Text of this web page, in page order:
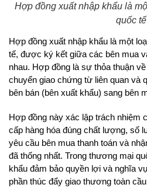
Hợp đồng xuất nhập khẩu là
quốc tế
Hợp đồng xuất nhập khẩu là một
tế, được ký kết giữa các bên mua
nhau. Hợp đồng là sự thỏa thuận
chuyển giao chứng từ liên quan và
bên bán (bên xuất khẩu) sang bên
Hợp đồng này xác lập trách nhiệm
cấp hàng hóa đúng chất lượng, số
yêu cầu bên mua thanh toán và
đã thống nhất. Trong thương mại
khẩu đảm bảo quyền lợi và nghĩa
phần thúc đẩy giao thương toàn